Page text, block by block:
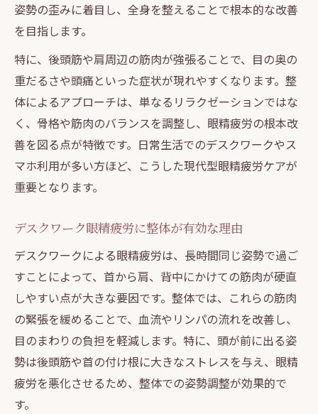
姿勢の歪みに着目し、全身を整えることで根本的な改善
を目指します。
特に、後頭筋や肩周辺の筋肉が強張ることで、目の奥の
重だるさや頭痛といった症状が現れやすくなります。整
体によるアプローチは、単なるリラクゼーションではな
く、骨格や筋肉のバランスを調整し、眼精疲労の根本改
善を図る点が特徴です。日常生活でのデスクワークやス
マホ利用が多い方ほど、こうした現代型眼精疲労ケアが
重要となります。
デスクワーク眼精疲労に整体が有効な理由
デスクワークによる眼精疲労は、長時間同じ姿勢で過ご
すことによって、首から肩、背中にかけての筋肉が硬直
しやすい点が大きな要因です。整体では、これらの筋肉
の緊張を緩めることで、血流やリンパの流れを改善し、
目のまわりの負担を軽減します。特に、頭が前に出る姿
勢は後頭筋や首の付け根に大きなストレスを与え、眼精
疲労を悪化させるため、整体での姿勢調整が効果的で
す。